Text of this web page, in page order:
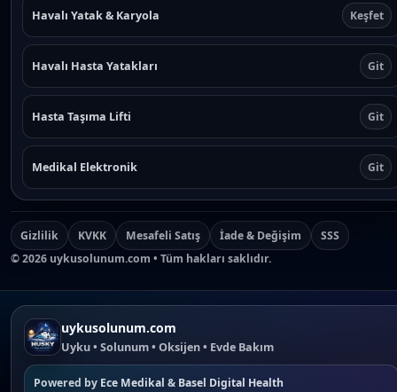
Havalı Yatak & Karyola Keşfet
Havalı Hasta Yatakları Git
Hasta Taşıma Lifti Git
Medikal Elektronik Git
Gizlilik KVKK Mesafeli Satış İade & Değişim
SSS
©2026 uykusolunum.com • Tüm hakları saklıdır.
uykusolunum.com
Uyku • Solunum • Oksijen • Evde Bakım
Powered by Ece Medikal & Basel Digital Health